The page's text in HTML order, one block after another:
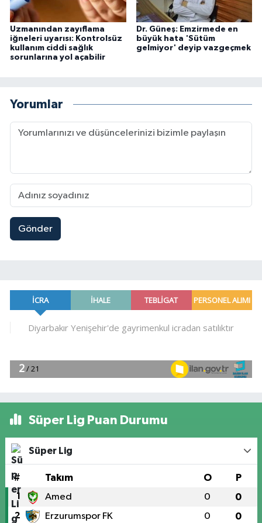
Uzmanından zayıflama
iğneleri uyarısı: Kontrolsüz
kullanım ciddi sağlık
sorunlarına yol açabilir
Dr. Güneş: Emzirmede en
büyük hata 'Sütüm
gelmiyor' deyip vazgeçmek
Yorumlar
Gönder
Süper Lig Puan Durumu
Süper Lig
# Takım O P
1 Amed 0 0
2 Erzurumspor FK 0 0